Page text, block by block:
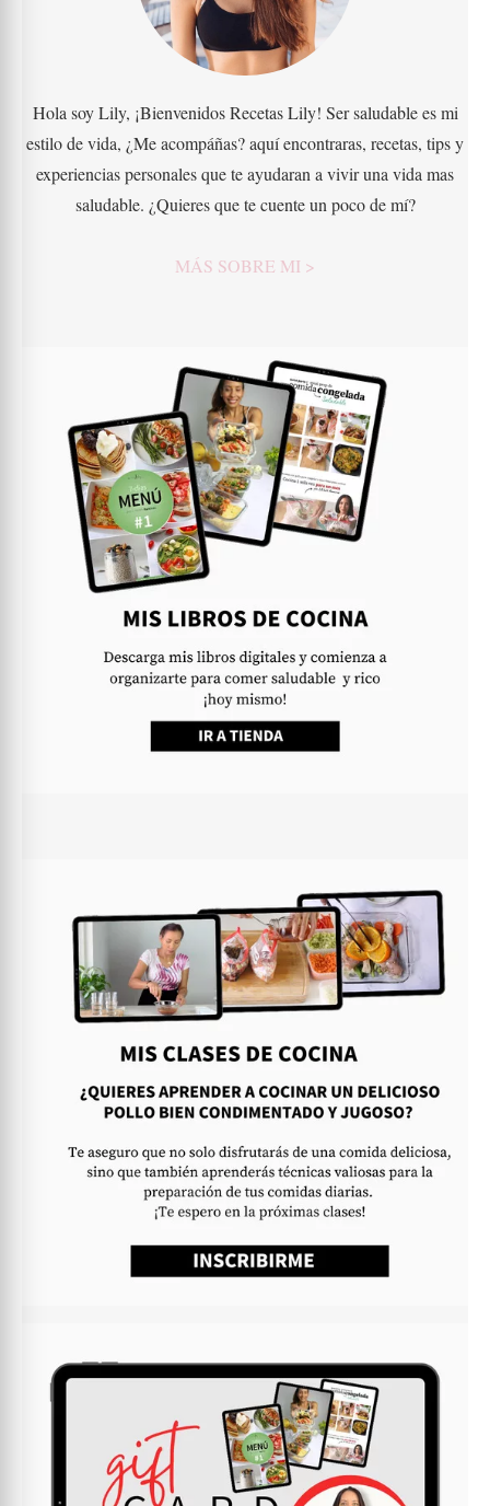
Hola soy Lily, ¡Bienvenidos Recetas Lily! Ser saludable es mi
estilo de vida, ¿Me acompáñas? aquí encontraras, recetas, tips y
experiencias personales que te ayudaran a vivir una vida mas
saludable. ¿Quieres que te cuente un poco de mí?
MÁS SOBRE MI >